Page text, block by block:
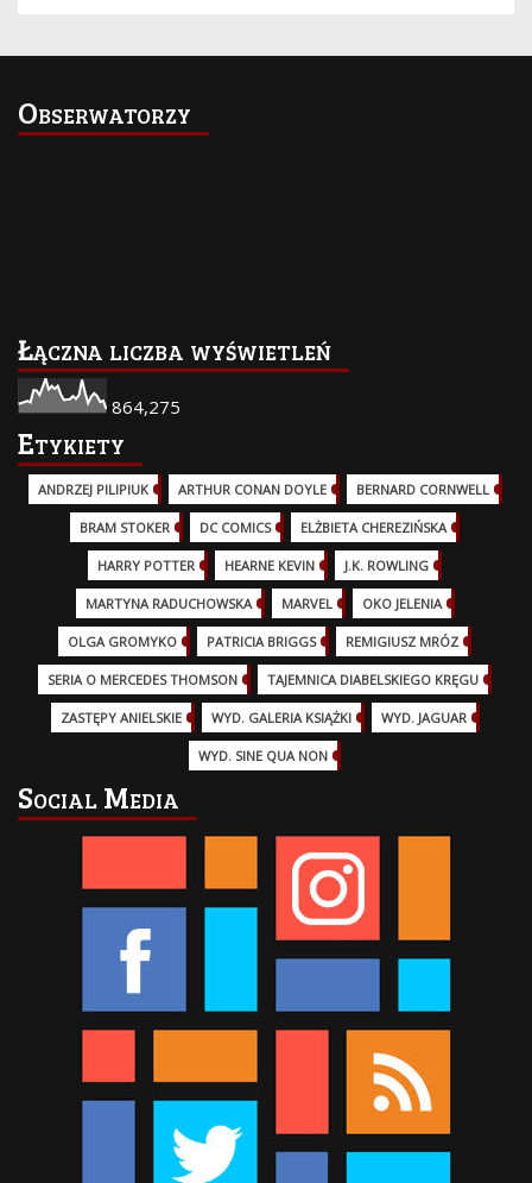
Obserwatorzy
Łączna liczba wyświetleń
864,275
Etykiety
ANDRZEJ PILIPIUK (29)ARTHUR CONAN DOYLE BERNARD CORNWELL
BRAM STOKER DC COMICS (17)ELŻBIETA CHEREZIŃSKA
HARRY POTTER (13)HEARNE KEVIN J.K. ROWLING
MARTYNA RADUCHOWSKA MARVEL (32)OKO JELENIA
OLGA GROMYKO PATRICIA BRIGGS (12)REMIGIUSZ MRÓZ
SERIA O MERCEDES THOMSON (11)TAJEMNICA DIABELSKIEGO KRĘGU
ZASTĘPY ANIELSKIE WYD. GALERIA KSIĄŻKI WYD. JAGUAR
WYD. SINE QUA NON
Social Media